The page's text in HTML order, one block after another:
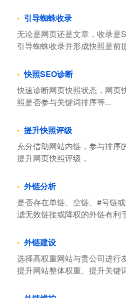
引导蜘蛛收录
无论是网页还是文章，收录是
引导蜘蛛收录并形成快照是前
快照SEO诊断
快速诊断网页快照状态，网页
照是否参与关键词排序等...
提升快照评级
充分借助网站内链，参与排序
提升网页快照评级，
外链分析
是否存在单链、空链、#号链
滤无效链接或降权的外链有利
外链建设
选择高权重网站与贵公司进行
提升网站整体权重、提升关键